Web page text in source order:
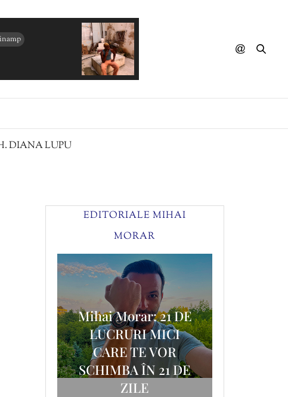
DIANA LUPU
EDITORIALE MIHAI
MORAR
AM
Mihai Morar: 21 DE
LUCRURI MICI
CARE TE VOR
SCHIMBA ÎN 21 DE
ZILE